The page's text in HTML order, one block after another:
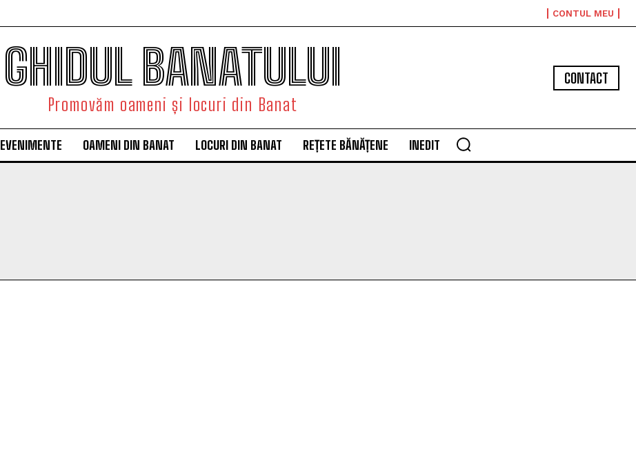
CONTUL MEU
GHIDUL BANATULUI
Promovăm oameni și locuri din Banat
CONTACT
EVENIMENTE OAMENI DIN BANAT LOCURI DIN BANAT REȚETE BĂNĂȚENE INEDIT